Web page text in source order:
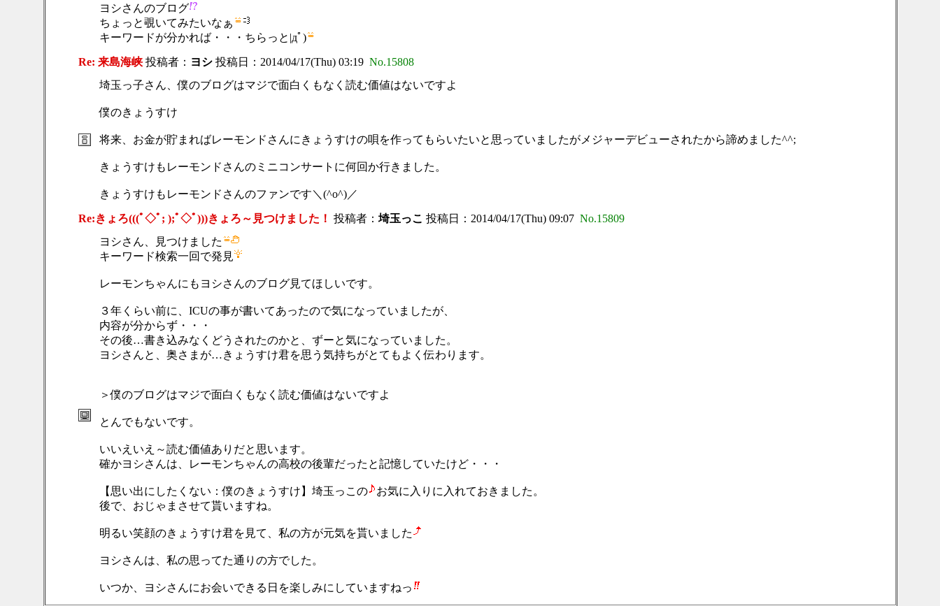
ヨシさんのブログ
ちょっと覗いてみたいなぁ
キーワードが分かれば・・・ちらっと|дﾟ)
Re: 来島海峡投稿者： ヨシ投稿日：2014/04/17(Thu) 03:19 No.15808
埼玉っ子さん、僕のブログはマジで面白くもなく読む価値はないですよ
僕のきょうすけ
将来、お金が貯まればレーモンドさんにきょうすけの唄を作ってもらいたいと思っていましたがメジャーデビューされたから諦めました^^;
きょうすけもレーモンドさんのミニコンサートに何回か行きました。
きょうすけもレーモンドさんのファンです＼(^o^)／
Re:きょろ(((ﾟ◇ﾟ; );ﾟ◇ﾟ)))きょろ～見つけました！ 投稿者： 埼玉っこ 投稿日：2014/04/17(Thu) 09:07 No.15809
ヨシさん、見つけました
キーワード検索一回で発見
レーモンちゃんにもヨシさんのブログ見てほしいです。
３年くらい前に、ICUの事が書いてあったので気になっていましたが、
内容が分からず・・・
その後…書き込みなくどうされたのかと、ずーと気になっていました。
ヨシさんと、奥さまが…きょうすけ君を思う気持ちがとてもよく伝わります。
＞僕のブログはマジで面白くもなく読む価値はないですよ
とんでもないです。
いいえいえ～読む価値ありだと思います。
確かヨシさんは、レーモンちゃんの高校の後輩だったと記憶していたけど・・・
【思い出にしたくない：僕のきょうすけ】埼玉っこの
お気に入りに入れておきました。
後で、おじゃまさせて貰いますね。
明るい笑顔のきょうすけ君を見て、私の方が元気を貰いました
ヨシさんは、私の思ってた通りの方でした。
いつか、ヨシさんにお会いできる日を楽しみにしていますねっ